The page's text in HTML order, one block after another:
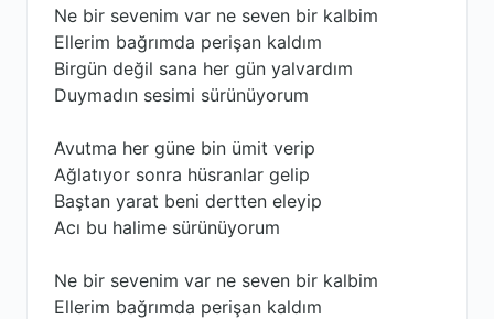
Ne bir sevenim var ne seven bir kalbim
Ellerim bağrımda perişan kaldım
Birgün değil sana her gün yalvardım
Duymadın sesimi sürünüyorum
Avutma her güne bin ümit verip
Ağlatıyor sonra hüsranlar gelip
Baştan yarat beni dertten eleyip
Acı bu halime sürünüyorum
Ne bir sevenim var ne seven bir kalbim
Ellerim bağrımda perişan kaldım